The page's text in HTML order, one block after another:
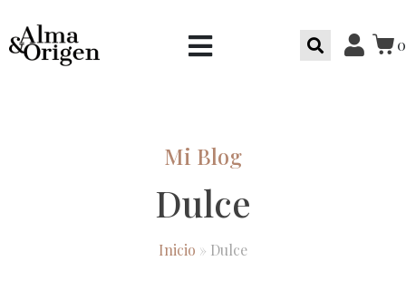
0
Mi Blog
Dulce
Inicio » Dulce